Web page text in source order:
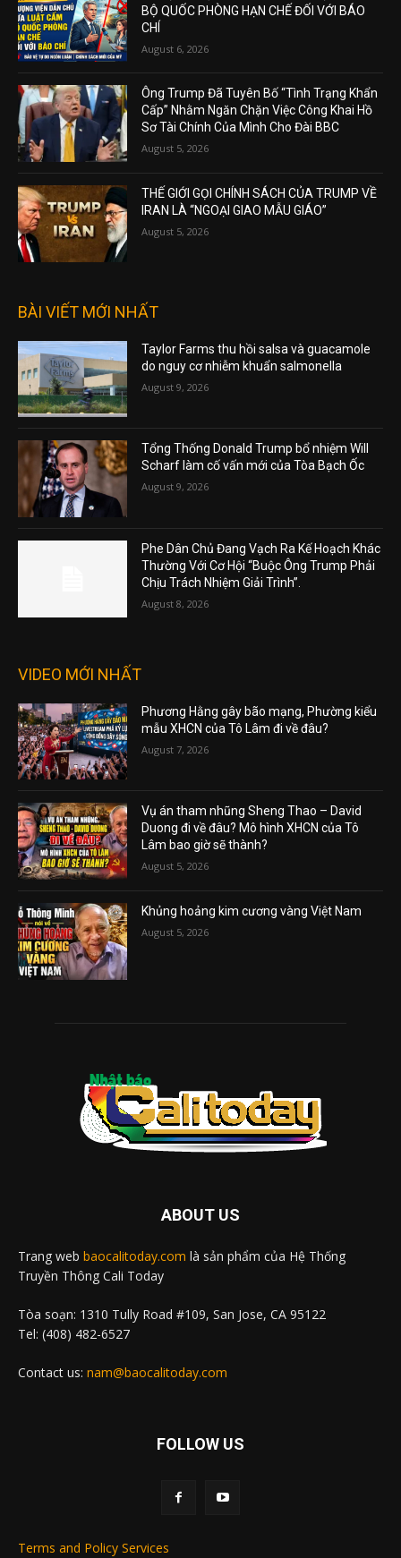
BỘ QUỐC PHÒNG HẠN CHẾ ĐỐI VỚI BÁO
CHÍ
August 6, 2026
Ông Trump Đã Tuyên Bố “Tình Trạng Khẩn
Cấp” Nhằm Ngăn Chặn Việc Công Khai Hồ
Sơ Tài Chính Của Mình Cho Đài BBC
August 5, 2026
THẾ GIỚI GỌI CHÍNH SÁCH CỦA TRUMP VỀ
IRAN LÀ “NGOẠI GIAO MẪU GIÁO”
August 5, 2026
BÀI VIẾT MỚI NHẤT
Taylor Farms thu hồi salsa và guacamole
do nguy cơ nhiễm khuẩn salmonella
August 9, 2026
Tổng Thống Donald Trump bổ nhiệm Will
Scharf làm cố vấn mới của Tòa Bạch Ốc
August 9, 2026
Phe Dân Chủ Đang Vạch Ra Kế Hoạch Khác
Thường Với Cơ Hội “Buộc Ông Trump Phải
Chịu Trách Nhiệm Giải Trình”.
August 8, 2026
VIDEO MỚI NHẤT
Phương Hằng gây bão mạng, Phường kiểu
mẫu XHCN của Tô Lâm đi về đâu?
August 7, 2026
Vụ án tham nhũng Sheng Thao – David
Duong đi về đâu? Mô hình XHCN của Tô
Lâm bao giờ sẽ thành?
August 5, 2026
Khủng hoảng kim cương vàng Việt Nam
August 5, 2026
ABOUT US
Trang web baocalitoday.com là sản phẩm của Hệ Thống
Truyền Thông Cali Today
Tòa soạn: 1310 Tully Road #109, San Jose, CA 95122
Tel: (408) 482-6527
Contact us: nam@baocalitoday.com
FOLLOW US
Terms and Policy Services